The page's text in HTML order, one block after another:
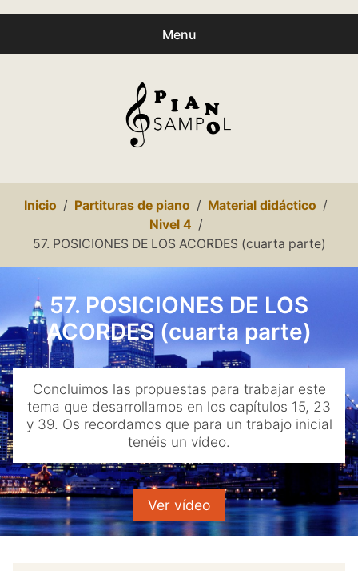
Menu
0,00€
Presentación
Partituras
menu
Blog
Contacto
Youtube
Inicio Partituras de piano
Material didáctico
Nivel 4
57. POSICIONES DE LOS ACORDES (cuarta parte)
57. POSICIONES DE LOS
ACORDES (cuarta parte)
Concluimos las propuestas para trabajar este
tema que desarrollamos en los capítulos 15, 23
y 39. Os recordamos que para un trabajo inicial
tenéis un vídeo.
Ver vídeo